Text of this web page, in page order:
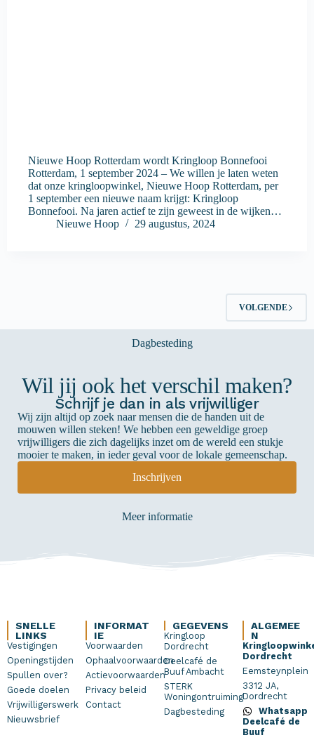
Nieuwe Hoop Rotterdam wordt Kringloop Bonnefooi
Rotterdam, 1 september 2024 – We willen je laten weten
dat onze kringloopwinkel, Nieuwe Hoop Rotterdam, per
1 september een nieuwe naam krijgt: Kringloop
Bonnefooi. Na jaren actief te zijn geweest in de wijken…
Nieuwe Hoop
29 augustus, 2024
VOLGENDE
Wil jij ook het verschil maken?
Schrijf je dan in als vrijwilliger
Wij zijn altijd op zoek naar mensen die de handen uit de
mouwen willen steken! We hebben een geweldige groep
vrijwilligers die zich dagelijks inzet om de wereld een stukje
mooier te maken, in ieder geval voor de lokale gemeenschap.
Inschrijven
Meer informatie
SNELLE
LINKS
Vestigingen
Openingstijden
Spullen over?
Goede doelen
Vrijwilligerswerk
Nieuwsbrief
INFORMAT
IE
Voorwaarden
Ophaalvoorwaarden
Actievoorwaarden
Privacy beleid
Contact
GEGEVENS
Kringloop
Dordrecht
Deelcafé de
Buuf Ambacht
STERK
Woningontruiming
Dagbesteding
ALGEMEE
N
Dordrecht
Eemsteynplein
3312 JA,
Dordrecht
Whatsapp
Deelcafé de
Buuf